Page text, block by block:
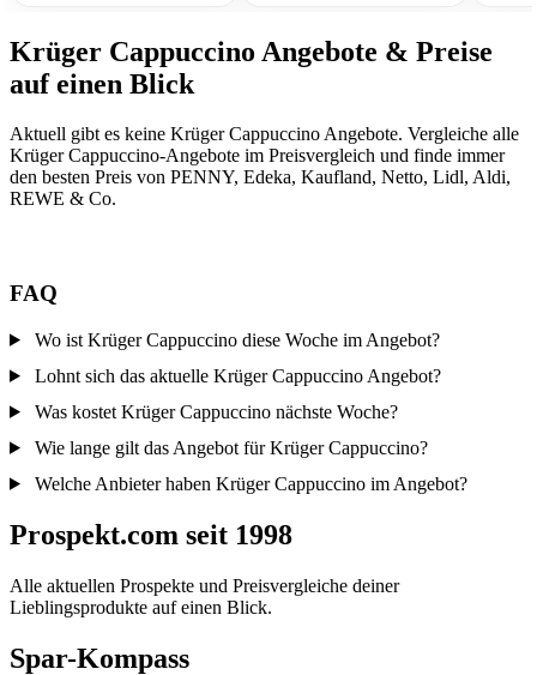
Krüger Cappuccino Angebote & Preise
auf einen Blick
Aktuell gibt es keine Krüger Cappuccino Angebote. Vergleiche alle
Krüger Cappuccino-Angebote im Preisvergleich und finde immer
den besten Preis von PENNY, Edeka, Kaufland, Netto, Lidl, Aldi,
REWE & Co.
FAQ
Wo ist Krüger Cappuccino diese Woche im Angebot?
Lohnt sich das aktuelle Krüger Cappuccino Angebot?
Was kostet Krüger Cappuccino nächste Woche?
Wie lange gilt das Angebot für Krüger Cappuccino?
Welche Anbieter haben Krüger Cappuccino im Angebot?
Prospekt.com seit 1998
Alle aktuellen Prospekte und Preisvergleiche deiner
Lieblingsprodukte auf einen Blick.
Spar-Kompass